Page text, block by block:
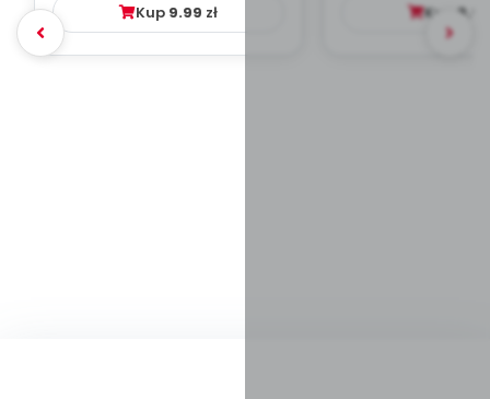
Kup 9.99 zł Kup 9.99